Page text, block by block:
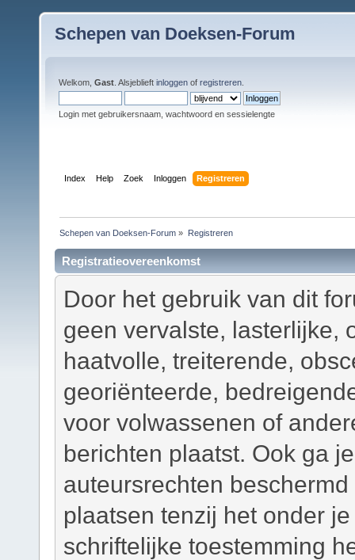
Schepen van Doeksen-Forum
Welkom, Gast . Alsjeblieft inloggen of registreren
Login met gebruikersnaam, wachtwoord en sessielengte
Index Help Zoek Inloggen Registreren
Schepen van Doeksen-Forum » Registreren
Registratieovereenkomst
Door het gebruik van dit
geen vervalste, lasterlijke,
haatvolle, treiterende,
georiënteerde,
voor volwassenen of
berichten plaatst. Ook ga
auteursrechten
plaatsen tenzij het onder
schriftelijke toestemming